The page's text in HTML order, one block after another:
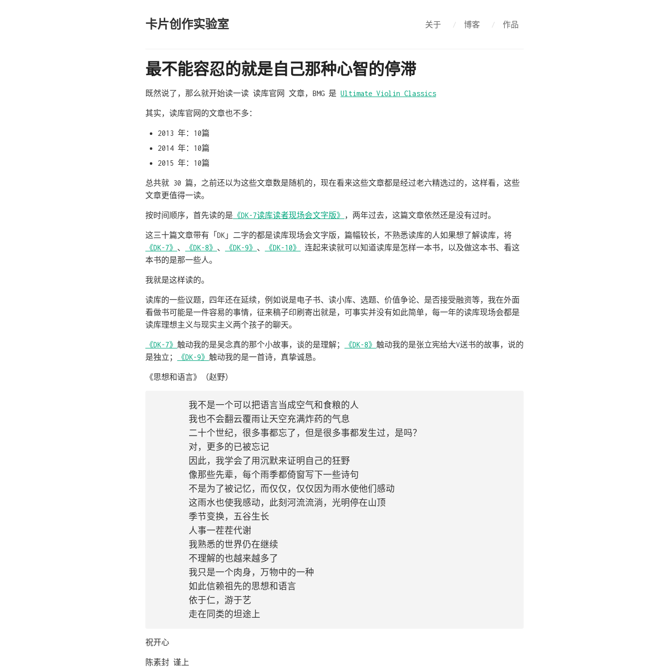
卡片创作实验室 关于 / 博客 / 作品
最不能容忍的就是自己那种心智的停滞
既然说了，那么就开始读一读 读库官网 文章，BMG 是 Ultimate Violin Classics
其实，读库官网的文章也不多：
2013 年：10篇
2014 年：10篇
2015 年：10篇
总共就 30 篇，之前还以为这些文章数是随机的，现在看来这些文章都是经过老六精选过的，这样看，这些
文章更值得一读。
按时间顺序，首先读的是 《DK-7读库读者现场会文字版》 ，两年过去，这篇文章依然还是没有过时。
这三十篇文章带有「DK」二字的都是读库现场会文字版，篇幅较长，不熟悉读库的人如果想了解读库，将
《DK-7》 、 《DK-8》 、 《DK-9》 、 《DK-10》
连起来读就可以知道读库是怎样一本书，以及做这本书、看这
本书的是那一些人。
我就是这样读的。
读库的一些议题，四年还在延续，例如说是电子书、读小库、选题、价值争论、是否接受融资等，我在外面
看做书可能是一件容易的事情，征来稿子印刷寄出就是，可事实并没有如此简单，每一年的读库现场会都是
读库理想主义与现实主义两个孩子的聊天。
《DK-7》 触动我的是吴念真的那个小故事，谈的是理解； 《DK-8》 触动我的是张立宪给大V送书的故事，说的
是独立；
《DK-9》 触动我的是一首诗，真挚诚恳。
《思想和语言》（赵野）
祝开心
陈素封 谨上